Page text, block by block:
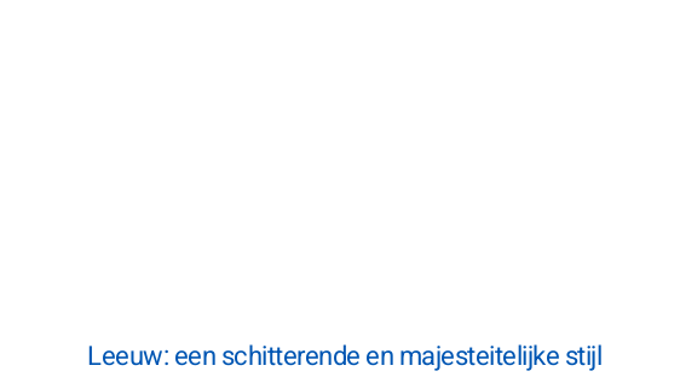
Leeuw: een schitterende en majesteitelijke stijl